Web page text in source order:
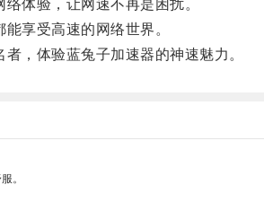
体验，让网速不再是困扰。
享受高速的网络世界。
体验蓝兔子加速器的神速魅力。
。